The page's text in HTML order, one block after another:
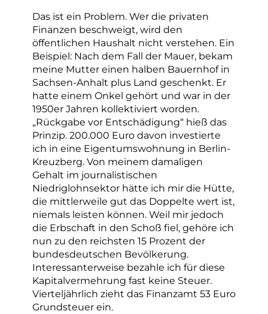
Das ist ein Problem. Wer die privaten
Finanzen beschweigt, wird den
öffentlichen Haushalt nicht verstehen. Ein
Beispiel: Nach dem Fall der Mauer, bekam
meine Mutter einen halben Bauernhof in
Sachsen-Anhalt plus Land geschenkt. Er
hatte einem Onkel gehört und war in der
1950er Jahren kollektiviert worden.
„Rückgabe vor Entschädigung“ hieß das
Prinzip. 200.000 Euro davon investierte
ich in eine Eigentumswohnung in Berlin-
Kreuzberg. Von meinem damaligen
Gehalt im journalistischen
Niedriglohnsektor hätte ich mir die Hütte,
die mittlerweile gut das Doppelte wert ist,
niemals leisten können. Weil mir jedoch
die Erbschaft in den Schoß fiel, gehöre ich
nun zu den reichsten 15 Prozent der
bundesdeutschen Bevölkerung.
Interessanterweise bezahle ich für diese
Kapitalvermehrung fast keine Steuer.
Vierteljährlich zieht das Finanzamt 53 Euro
Grundsteuer ein.